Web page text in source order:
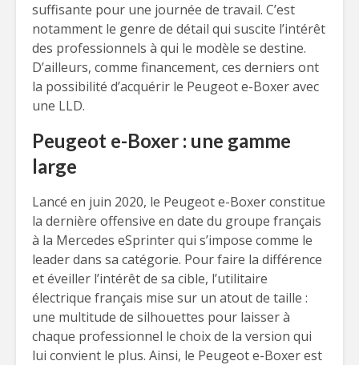
suffisante pour une journée de travail. C’est
notamment le genre de détail qui suscite l’intérêt
des professionnels à qui le modèle se destine.
D’ailleurs, comme financement, ces derniers ont
la possibilité d’acquérir le Peugeot e-Boxer avec
une LLD.
Peugeot e-Boxer : une gamme
large
Lancé en juin 2020, le Peugeot e-Boxer constitue
la dernière offensive en date du groupe français
à la Mercedes eSprinter qui s’impose comme le
leader dans sa catégorie. Pour faire la différence
et éveiller l’intérêt de sa cible, l’utilitaire
électrique français mise sur un atout de taille :
une multitude de silhouettes pour laisser à
chaque professionnel le choix de la version qui
lui convient le plus. Ainsi, le Peugeot e-Boxer est